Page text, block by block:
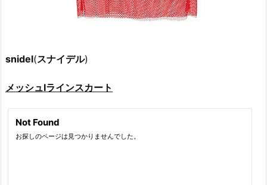
snidel(スナイデル)
メッシュIラインスカート